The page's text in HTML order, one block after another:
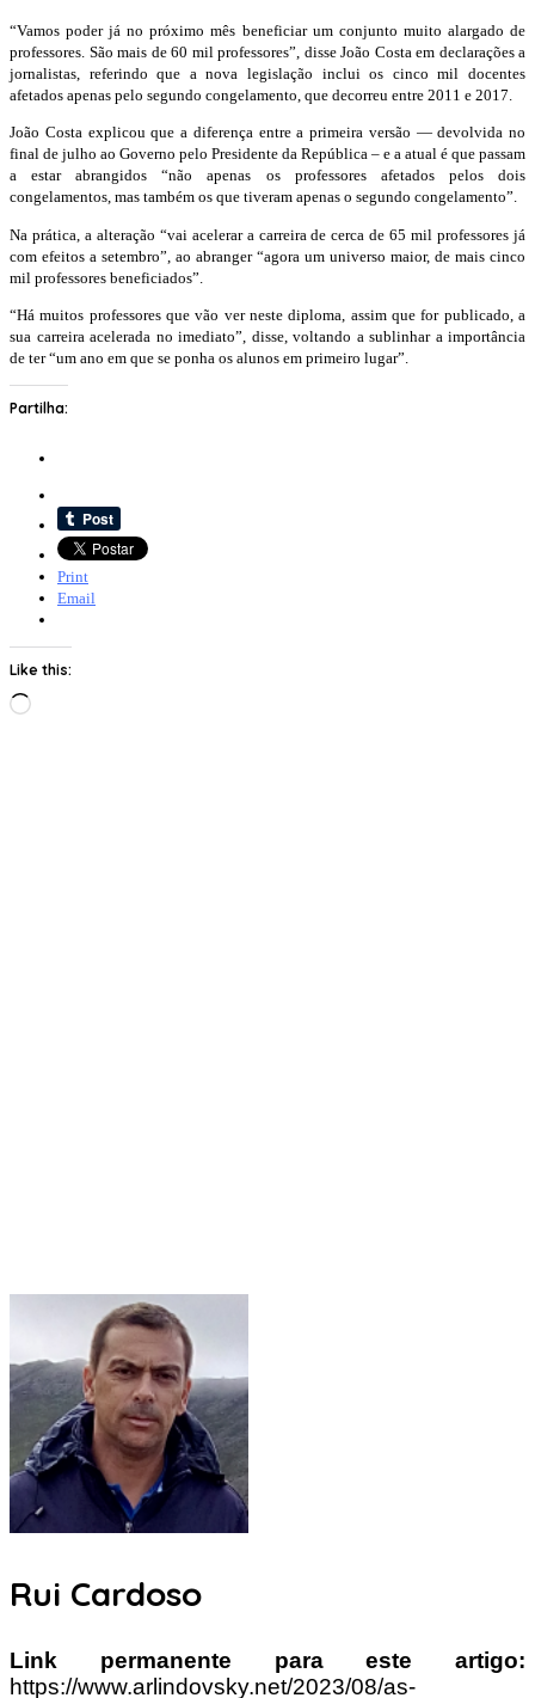
“Vamos poder já no próximo mês beneficiar um conjunto muito alargado de
professores. São mais de 60 mil professores”, disse João Costa em declarações a
jornalistas, referindo que a nova legislação inclui os cinco mil docentes
afetados apenas pelo segundo congelamento, que decorreu entre 2011 e 2017.
João Costa explicou que a diferença entre a primeira versão — devolvida no
final de julho ao Governo pelo Presidente da República – e a atual é que passam
a estar abrangidos “não apenas os professores afetados pelos dois
congelamentos, mas também os que tiveram apenas o segundo congelamento”.
Na prática, a alteração “vai acelerar a carreira de cerca de 65 mil professores já
com efeitos a setembro”, ao abranger “agora um universo maior, de mais cinco
mil professores beneficiados”.
“Há muitos professores que vão ver neste diploma, assim que for publicado, a
sua carreira acelerada no imediato”, disse, voltando a sublinhar a importância
de ter “um ano em que se ponha os alunos em primeiro lugar”.
Partilha:
Print
Email
Like this:
Loading…
Rui Cardoso
Link permanente para este artigo:
https://www.arlindovsky.net/2023/08/as-